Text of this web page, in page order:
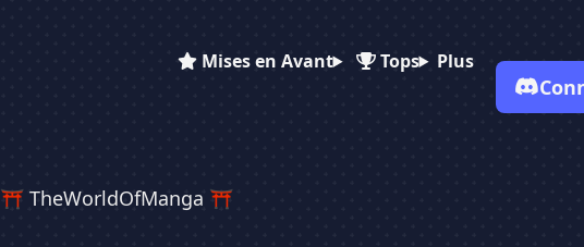
Mises en Avant Tops Plus
⛩ TheWorldOfManga ⛩
Vote pour⛩ TheWorldOfManga ⛩